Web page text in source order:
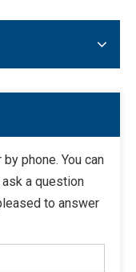
phone. You can
a question
to answer